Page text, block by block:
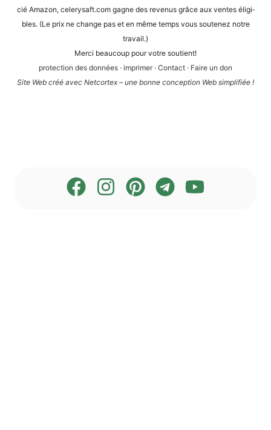
cié Ama­zon, cele​ry​saft​.com gagne des reve­nus grâce aux ven­tes éli­gi­
bles. (Le prix ne chan­ge pas et en même temps vous sou­te­n­ez not­re
travail.)
Mer­ci beau­coup pour vot­re soutient!
pro­tec­tion des don­nées · impri­mer· Cont­act · Fai­re un don
Site Web créé avec Net­cortex – une bon­ne con­cep­ti­on Web simplifiée !